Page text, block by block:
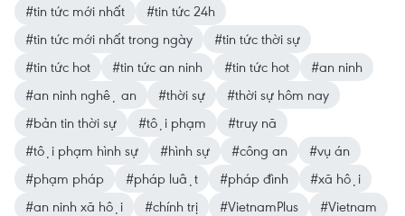
#tin tức mới nhất
#tin tức 24h
#tin tức mới nhất trong ngày
#tin tức thời sự
#tin tức hot
#tin tức an ninh #tin tức hot
#an ninh
#an ninh nghệ an
#thời sự
#thời sự hôm nay
#bản tin thời sự
#tội phạm
#truy nã
#tội phạm hình sự
#hình sự #công an
#vụ án
#phạm pháp
#pháp luật #pháp đình
#xã hội
#an ninh xã hội
#chính trị #VietnamPlus
#Vietnam